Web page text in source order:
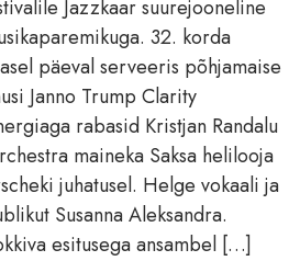
Jazzkaar suurejooneline
32. korda
päeval serveeris põhjamaise
Janno Trump Clarity
rabasid Kristjan Randalu
maineka Saksa helilooja
juhatusel. Helge vokaali ja
Susanna Aleksandra.
esitusega ansambel […]